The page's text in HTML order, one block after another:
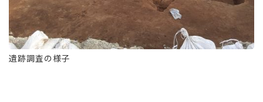
遺跡調査の様子